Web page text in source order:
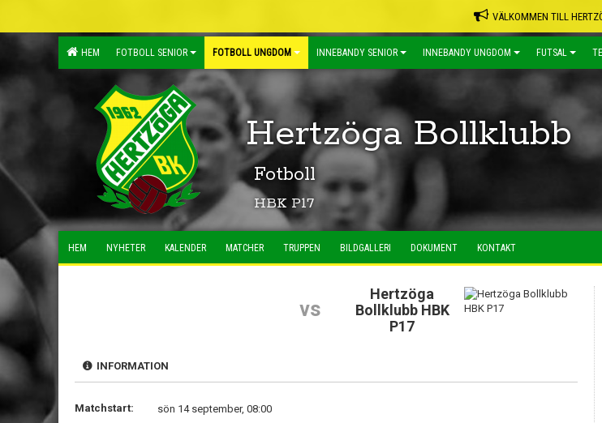
VÄLKOMMEN TILL
HEM FOTBOLL SENIOR FOTBOLL UNGDOM INNEBANDY SENIOR INNEBANDY UNGDOM FUTSAL
Hertzöga Bollklubb
Fotboll
HBK P17
HEM NYHETER KALENDER MATCHER TRUPPEN BILDGALLERI DOKUMENT KONTAKT
vs
Hertzöga
Bollklubb HBK
P17
INFORMATION
Matchstart:
sön 14 september, 08:00